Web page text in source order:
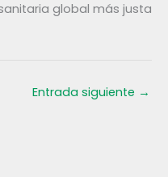
global más justa
Entrada siguiente →